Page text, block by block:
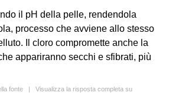
il pH della pelle, rendendola
processo che avviene allo stesso
Il cloro compromette anche la
appariranno secchi e sfibrati, più
fonte | Visualizza la risposta completa su